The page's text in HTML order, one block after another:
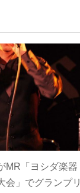
MR「ヨシダ楽器
会」でグランプリ